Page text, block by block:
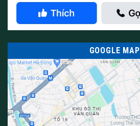
GOOGLE MAP